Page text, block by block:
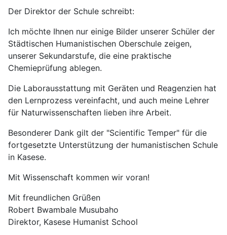
Der Direktor der Schule schreibt:
Ich möchte Ihnen nur einige Bilder unserer Schüler der
Städtischen Humanistischen Oberschule zeigen,
unserer Sekundarstufe, die eine praktische
Chemieprüfung ablegen.
Die Laborausstattung mit Geräten und Reagenzien hat
den Lernprozess vereinfacht, und auch meine Lehrer
für Naturwissenschaften lieben ihre Arbeit.
Besonderer Dank gilt der "Scientific Temper" für die
fortgesetzte Unterstützung der humanistischen Schule
in Kasese.
Mit Wissenschaft kommen wir voran!
Mit freundlichen Grüßen
Robert Bwambale Musubaho
Direktor, Kasese Humanist School